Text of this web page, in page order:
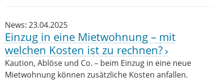
News: 23.04.2025
Einzug in eine Mietwohnung – mit
welchen Kosten ist zu rechnen?
Kaution, Ablöse und Co. – beim Einzug in eine neue
Mietwohnung können zusätzliche Kosten anfallen.